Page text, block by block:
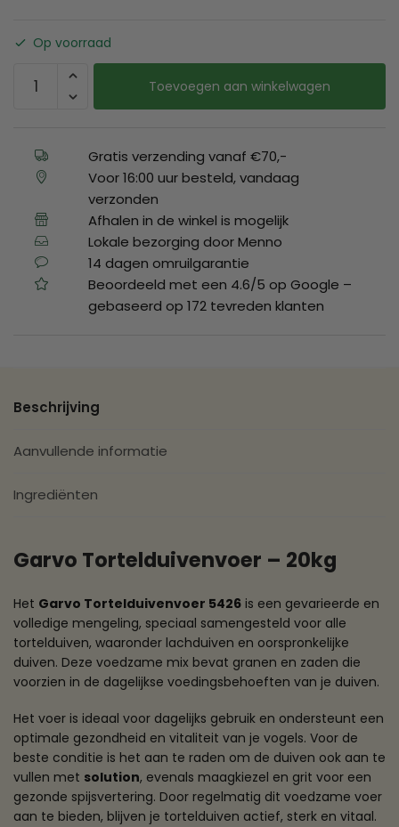
Op voorraad
Toevoegen aan winkelwagen
Gratis verzending vanaf €70,-
Voor 16:00 uur besteld, vandaag
verzonden
Afhalen in de winkel is mogelijk
Lokale bezorging door Menno
14 dagen omruilgarantie
Beoordeeld met een 4.6/5 op Google –
gebaseerd op 172 tevreden klanten
Beschrijving
Aanvullende informatie
Ingrediënten
Garvo Tortelduivenvoer – 20kg
Het Garvo Tortelduivenvoer 5426 is een gevarieerde en
volledige mengeling, speciaal samengesteld voor alle
tortelduiven, waaronder lachduiven en oorspronkelijke
duiven. Deze voedzame mix bevat granen en zaden die
voorzien in de dagelijkse voedingsbehoeften van je duiven.
Het voer is ideaal voor dagelijks gebruik en ondersteunt een
optimale gezondheid en vitaliteit van je vogels. Voor de
beste conditie is het aan te raden om de duiven ook aan te
vullen met solution, evenals maagkiezel en grit voor een
gezonde spijsvertering. Door regelmatig dit voedzame voer
aan te bieden, blijven je tortelduiven actief, sterk en vitaal.